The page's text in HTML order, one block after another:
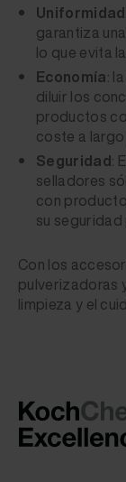
Uniformidad
garantiza
lo que evita
Economía:
diluir los
productos
coste a
Seguridad:
selladores
con
su
Con los
pulverizadoras
limpieza y el